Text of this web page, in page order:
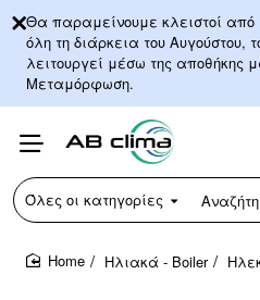
Θα παραμείνουμε κλειστοί από
όλη τη διάρκεια του
λειτουργεί μέσω της αποθήκης
Μεταμόρφωση.
Όλες οι κατηγορίες
Αναζήτηση...
Ηλιακά - Boiler